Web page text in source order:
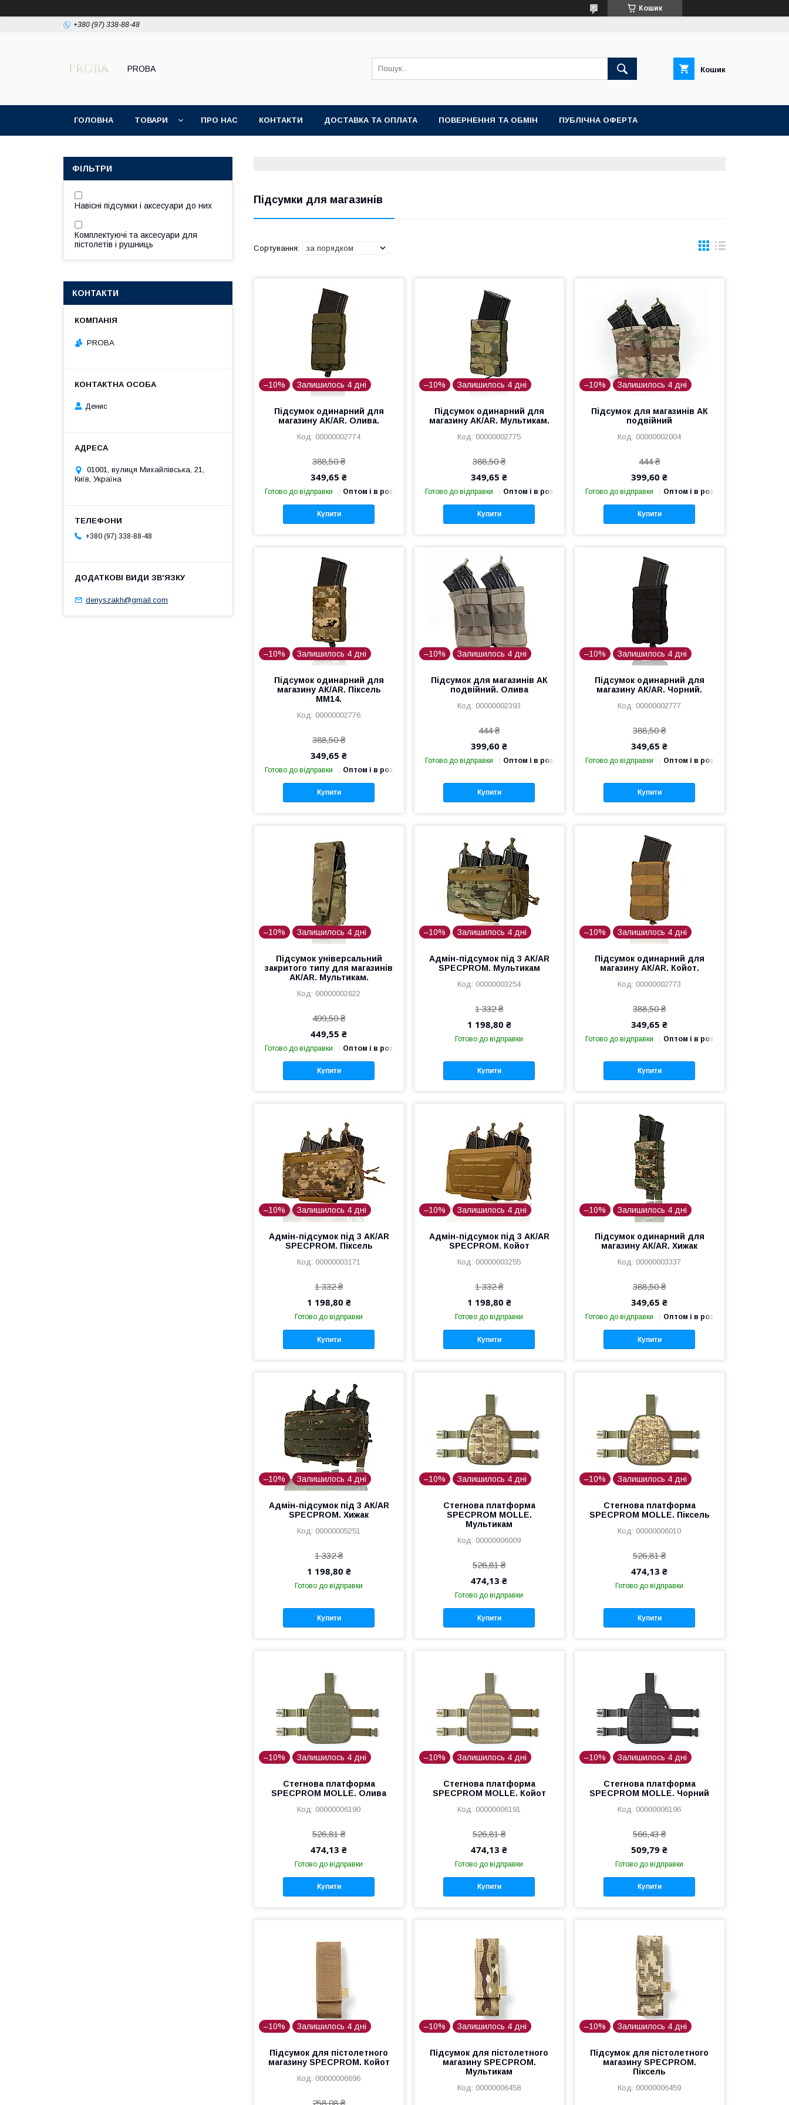
Кошик
+380 (97) 338-88-48
PROBA Кошик
ГОЛОВНА ТОВАРИ ПРО НАС КОНТАКТИ ДОСТАВКА ТА ОПЛАТА ПОВЕРНЕННЯ ТА ОБМІН ПУБЛІЧНА ОФЕРТА
Підсумки для магазинів
–10% Залишилось 4 дні
Підсумок одинарний для
магазину АК/AR. Олива.
00000002774
388,50 ₴
349,65 ₴
Готово до відправки Оптом і в роздріб
Купити
–10% Залишилось 4 дні
Підсумок одинарний для
магазину АК/AR. Мультикам.
00000002775
388,50 ₴
349,65 ₴
Готово до відправки Оптом і в роздріб
Купити
–10% Залишилось 4 дні
Підсумок для магазинів АК
подвійний
00000002004
444 ₴
399,60 ₴
Готово до відправки Оптом і в роздріб
Купити
–10% Залишилось 4 дні
Підсумок одинарний для
магазину АК/AR. Піксель
ММ14.
00000002776
388,50 ₴
349,65 ₴
Готово до відправки Оптом і в роздріб
Купити
–10% Залишилось 4 дні
Підсумок для магазинів АК
подвійний. Олива
00000002393
444 ₴
399,60 ₴
Готово до відправки Оптом і в роздріб
Купити
–10% Залишилось 4 дні
Підсумок одинарний для
магазину АК/AR. Чорний.
00000002777
388,50 ₴
349,65 ₴
Готово до відправки Оптом і в роздріб
Купити
–10% Залишилось 4 дні
Підсумок універсальний
закритого типу для магазинів
АК/AR. Мультикам.
00000002622
499,50 ₴
449,55 ₴
Готово до відправки Оптом і в роздріб
Купити
–10% Залишилось 4 дні
Адмін-підсумок під 3 АК/AR
SPECPROM. Мультикам
00000003254
1 332 ₴
1 198,80 ₴
Готово до відправки
Купити
–10% Залишилось 4 дні
Підсумок одинарний для
магазину АК/AR. Койот.
00000002773
388,50 ₴
349,65 ₴
Готово до відправки Оптом і в роздріб
Купити
–10% Залишилось 4 дні
Адмін-підсумок під 3 АК/AR
SPECPROM. Піксель
00000003171
1 332 ₴
1 198,80 ₴
Готово до відправки
Купити
–10% Залишилось 4 дні
Адмін-підсумок під 3 АК/AR
SPECPROM. Койот
00000003255
1 332 ₴
1 198,80 ₴
Готово до відправки
Купити
–10% Залишилось 4 дні
Підсумок одинарний для
магазину АК/AR. Хижак
00000003337
388,50 ₴
349,65 ₴
Готово до відправки Оптом і в роздріб
Купити
–10% Залишилось 4 дні
Адмін-підсумок під 3 АК/AR
SPECPROM. Хижак
00000005251
1 332 ₴
1 198,80 ₴
Готово до відправки
Купити
–10% Залишилось 4 дні
Стегнова платформа
SPECPROM MOLLE.
Мультикам
00000006009
526,81 ₴
474,13 ₴
Готово до відправки
Купити
–10% Залишилось 4 дні
Стегнова платформа
SPECPROM MOLLE. Піксель
00000006010
526,81 ₴
474,13 ₴
Готово до відправки
Купити
–10% Залишилось 4 дні
Стегнова платформа
SPECPROM MOLLE. Олива
00000006190
526,81 ₴
474,13 ₴
Готово до відправки
Купити
–10% Залишилось 4 дні
Стегнова платформа
SPECPROM MOLLE. Койот
00000006191
526,81 ₴
474,13 ₴
Готово до відправки
Купити
–10% Залишилось 4 дні
Стегнова платформа
SPECPROM MOLLE. Чорний
00000006196
566,43 ₴
509,79 ₴
Готово до відправки
Купити
–10% Залишилось 4 дні
Підсумок для пістолетного
магазину SPECPROM. Койот
00000006696
258,08 ₴
–10% Залишилось 4 дні
Підсумок для пістолетного
магазину SPECPROM.
Мультикам
00000006458
–10% Залишилось 4 дні
Підсумок для пістолетного
магазину SPECPROM.
Піксель
00000006459
ФІЛЬТРИ
Навісні підсумки і аксесуари до них
Комплектуючі та аксесуари для
пістолетів і рушниць
КОНТАКТИ
PROBA
Денис
01001, вулиця Михайлівська, 21,
Київ, Україна
+380 (97) 338-88-48
denyszakh@gmail.com